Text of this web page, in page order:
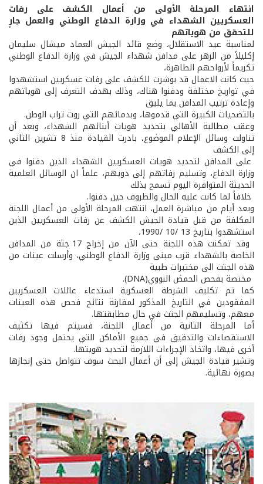
انتهاء المرحلة الأولى من أعمال الكشف على رفات
العسكريين الشهداء في وزارة الدفاع الوطني والعمل جارٍ
للتحقق من هوياتهم
لمناسبة عيد الاستقلال، وضع قائد الجيش العماد ميشال سليمان
إكليلاً من الزهر على مدافن شهداء الجيش في وزارة الدفاع الوطني
تكريماً لأرواحهم الطاهرة،
حيث كانت الاعمال قد بوشرت للكشف على رفات عسكريين استشهدوا
في تواريخ مختلفة ودفنوا هناك، وذلك بهدف التعرف إلى هوياتهم
وإعادة ترتيب المدافن بما يليق
بالتضحيات الكبيرة التي قدموها، وبدمائهم التي روت تراب الوطن.
وعقب مطالبة الأهالي بتحديد هويات أبنائهم الشهداء، وبعد أن
تناولت وسائل الإعلام الموضوع، بادرت القيادة منذ 8 تشرين الثاني
إلى الكشف
على المدافن لتحديد هويات العسكريين الشهداء الذين دفنوا في
وزارة الدفاع، وتسليم رفاتهم إلى ذويهم، علماً ان الوسائل العلمية
الحديثة المتوافرة اليوم تسمح بذلك
خلافاً لما كانت عليه الحال والظروف حين دفنوا.
وبعد أيام من مباشرة العمل، انتهت المرحلة الأولى من أعمال اللجنة
المكلفة من قبل قيادة الجيش الكشف عن رفات العسكريين الذين
استشهدوا بتاريخ 13 /10 /1990،
وقد تمكنت هذه اللجنة حتى الآن من إخراج 17 جثة من المدافن
الخاصة بالشهداء قرب مبنى وزارة الدفاع الوطني، وأرسلت عينات من
هذه الجثث الى مختبرات طبية
مختصة بفحص الحمض النووي(DNA).
كما تم تكليف الشرطة العسكرية استدعاء عائلات العسكريين
المفقودين في التاريخ المذكور لمقارنة نتائج فحص هذه العينات
معهم، وتسليمهم الجثث في حال مطابقتها.
أما المرحلة الثانية من أعمال اللجنة، فسيتم فيها تكثيف
الاستقصاءات والتدقيق في جميع الأماكن التي يحتمل وجود رفات
أخرى فيها، واتخاذ الإجراءات اللازمة لتحديد هويتها.
وتشير قيادة الجيش إلى أن أعمال البحث سوف تتواصل حتى إنجازها
بصورة نهائية.